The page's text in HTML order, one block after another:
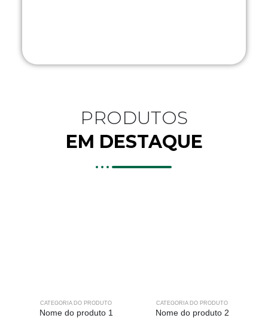
PRODUTOS
EM DESTAQUE
CATEGORIA DO PRODUTO
Nome do produto 1
CATEGORIA DO PRODUTO
Nome do produto 2